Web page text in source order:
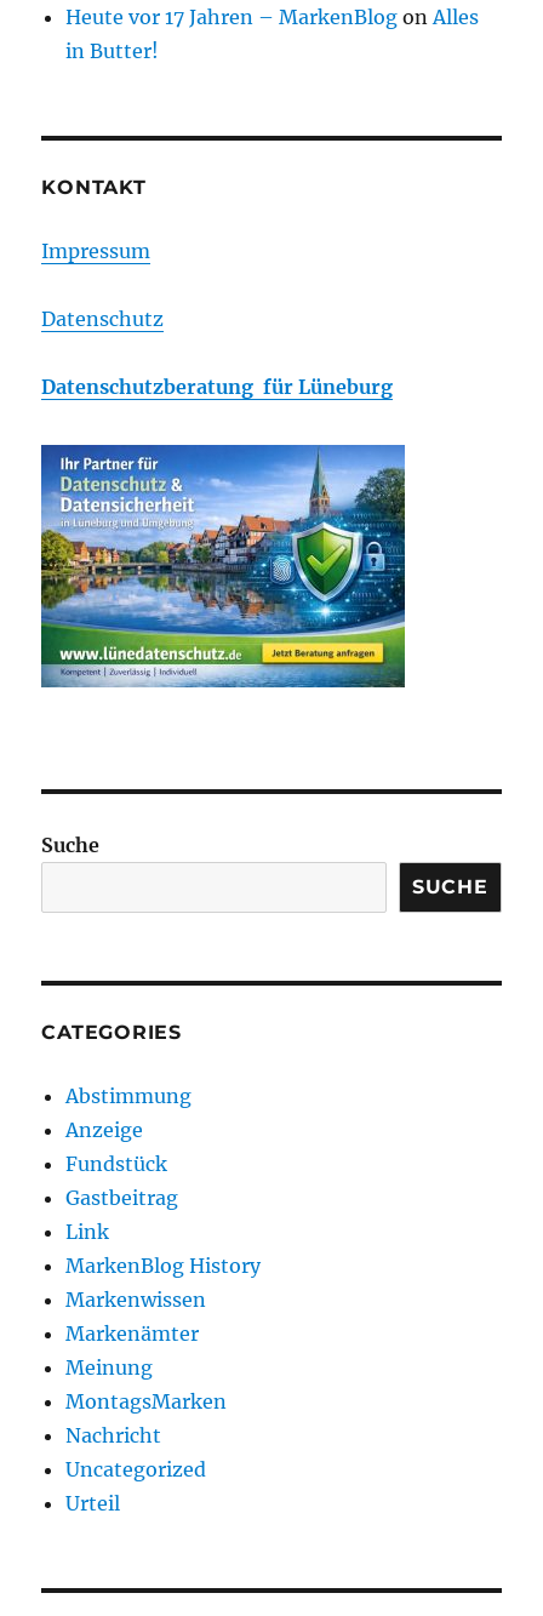
Heute vor 17 Jahren – MarkenBlog onAlles
in Butter!
KONTAKT
Impressum
Datenschutz
Datenschutzberatung für Lüneburg
Suche
SUCHE
CATEGORIES
Abstimmung
Anzeige
Fundstück
Gastbeitrag
Link
MarkenBlog History
Markenwissen
Markenämter
Meinung
MontagsMarken
Nachricht
Uncategorized
Urteil